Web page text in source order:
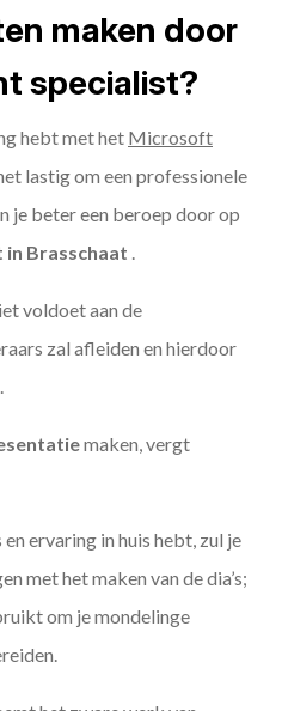
maken door
specialist?
hebt met het Microsoft
lastig om een professionele
je beter een beroep door op
Brasschaat .
voldoet aan de
zal afleiden en hierdoor
maken, vergt
ervaring in huis hebt, zul je
met het maken van de dia’s;
om je mondelinge